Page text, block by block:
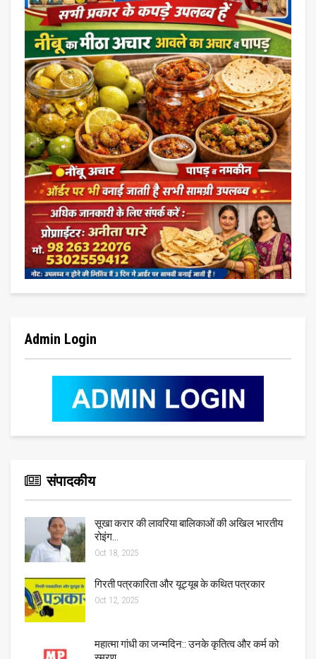
Admin Login
संपादकीय
सूखा करार की लावरिया बालिकाओं की अखिल भारतीय
रोइंग…
Oct 18, 2025
गिरती पत्रकारिता और यूट्यूब के कथित पत्रकार
Oct 12, 2025
महात्मा गांधी का जन्मदिन:: उनके कृतित्व और कर्म को